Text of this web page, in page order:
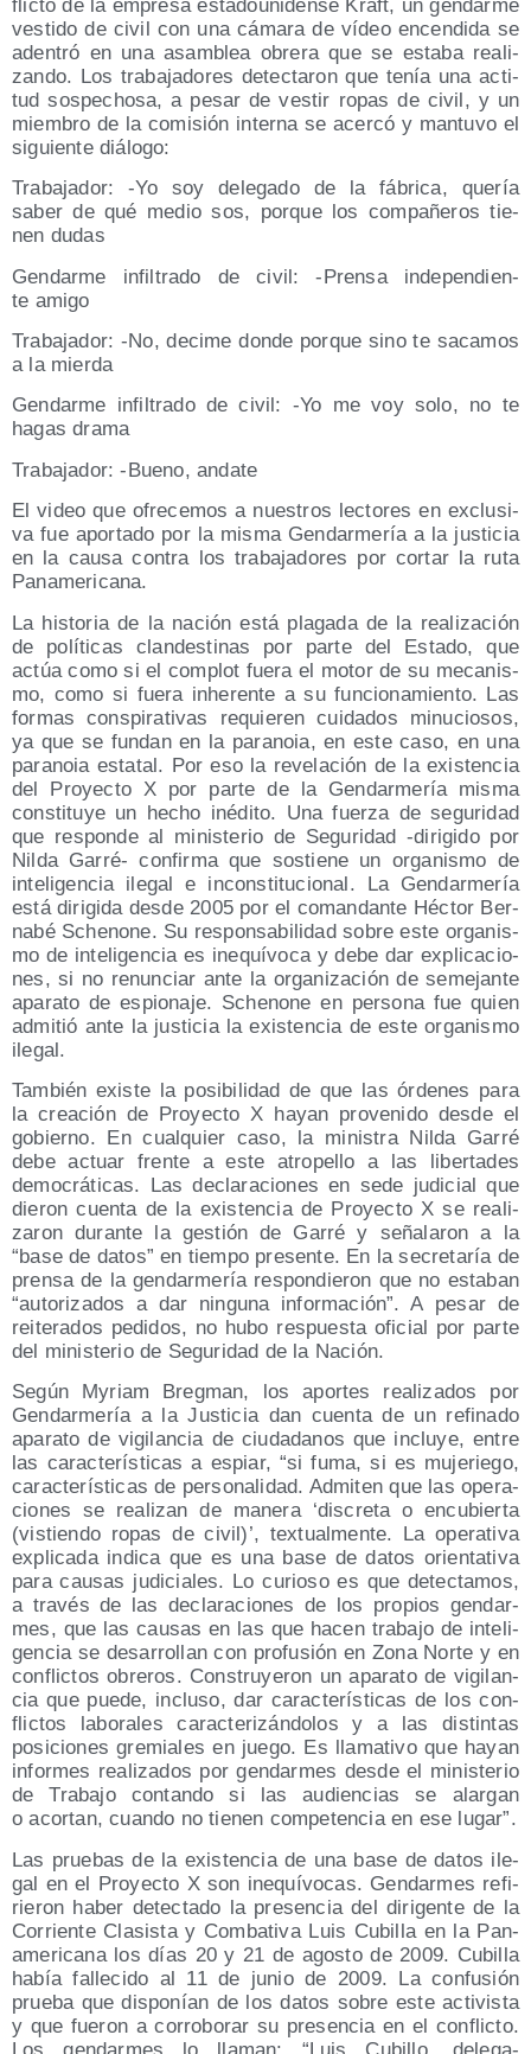
flic­to de la empre­sa esta­dou­ni­den­se Kraft, un gen­dar­me
ves­ti­do de civil con una cáma­ra de vídeo encen­di­da se
aden­tró en una asam­blea obre­ra que se esta­ba rea­li­
zan­do. Los tra­ba­ja­do­res detec­ta­ron que tenía una acti­
tud sos­pe­cho­sa, a pesar de ves­tir ropas de civil, y un
miem­bro de la comi­sión inter­na se acer­có y man­tu­vo el
siguien­te diálogo:
Tra­ba­ja­dor: ‑Yo soy dele­ga­do de la fábri­ca, que­ría
saber de qué medio sos, por­que los com­pa­ñe­ros tie­
nen dudas
Gen­dar­me infil­tra­do de civil: ‑Pren­sa inde­pen­dien­
te amigo
Tra­ba­ja­dor: ‑No, deci­me don­de por­que sino te saca­mos
a la mierda
Gen­dar­me infil­tra­do de civil: ‑Yo me voy solo, no te
hagas drama
Tra­ba­ja­dor: ‑Bueno, andate
El video que ofre­ce­mos a nues­tros lec­to­res en exclu­si­
va fue apor­ta­do por la mis­ma Gen­dar­me­ría a la jus­ti­cia
en la cau­sa con­tra los tra­ba­ja­do­res por cor­tar la ruta
Panamericana.
La his­to­ria de la nación está pla­ga­da de la rea­li­za­ción
de polí­ti­cas clan­des­ti­nas por par­te del Esta­do, que
actúa como si el com­plot fue­ra el motor de su meca­nis­
mo, como si fue­ra inhe­ren­te a su fun­cio­na­mien­to. Las
for­mas cons­pi­ra­ti­vas requie­ren cui­da­dos minu­cio­sos,
ya que se fun­dan en la para­noia, en este caso, en una
para­noia esta­tal. Por eso la reve­la­ción de la exis­ten­cia
del Pro­yec­to X por par­te de la Gen­dar­me­ría mis­ma
cons­ti­tu­ye un hecho iné­di­to. Una fuer­za de segu­ri­dad
que res­pon­de al minis­te­rio de Segu­ri­dad ‑diri­gi­do por
Nil­da Garré- con­fir­ma que sos­tie­ne un orga­nis­mo de
inte­li­gen­cia ile­gal e incons­ti­tu­cio­nal. La Gen­dar­me­ría
está diri­gi­da des­de 2005 por el coman­dan­te Héc­tor Ber­
na­bé Sche­no­ne. Su res­pon­sa­bi­li­dad sobre este orga­nis­
mo de inte­li­gen­cia es ine­quí­vo­ca y debe dar expli­ca­cio­
nes, si no renun­ciar ante la orga­ni­za­ción de seme­jan­te
apa­ra­to de espio­na­je. Sche­no­ne en per­so­na fue quien
admi­tió ante la jus­ti­cia la exis­ten­cia de este orga­nis­mo
ilegal.
Tam­bién exis­te la posi­bi­li­dad de que las órde­nes para
la crea­ción de Pro­yec­to X hayan pro­ve­ni­do des­de el
gobierno. En cual­quier caso, la minis­tra Nil­da Garré
debe actuar fren­te a este atro­pe­llo a las liber­ta­des
demo­crá­ti­cas. Las decla­ra­cio­nes en sede judi­cial que
die­ron cuen­ta de la exis­ten­cia de Pro­yec­to X se rea­li­
za­ron duran­te la ges­tión de Garré y seña­la­ron a la
“base de datos” en tiem­po pre­sen­te. En la secre­ta­ría de
pren­sa de la gen­dar­me­ría res­pon­die­ron que no esta­ban
“auto­ri­za­dos a dar nin­gu­na infor­ma­ción”. A pesar de
reite­ra­dos pedi­dos, no hubo res­pues­ta ofi­cial por par­te
del minis­te­rio de Segu­ri­dad de la Nación.
Según Myriam Breg­man, los apor­tes rea­li­za­dos por
Gen­dar­me­ría a la Jus­ti­cia dan cuen­ta de un refi­na­do
apa­ra­to de vigi­lan­cia de ciu­da­da­nos que inclu­ye, entre
las carac­te­rís­ti­cas a espiar, “si fuma, si es muje­rie­go,
carac­te­rís­ti­cas de per­so­na­li­dad. Admi­ten que las ope­ra­
cio­nes se rea­li­zan de mane­ra ‘dis­cre­ta o encu­bier­ta
(vis­tien­do ropas de civil)’, tex­tual­men­te. La ope­ra­ti­va
expli­ca­da indi­ca que es una base de datos orien­ta­ti­va
para cau­sas judi­cia­les. Lo curio­so es que detec­ta­mos,
a tra­vés de las decla­ra­cio­nes de los pro­pios gen­dar­
mes, que las cau­sas en las que hacen tra­ba­jo de inte­li­
gen­cia se desa­rro­llan con pro­fu­sión en Zona Nor­te y en
con­flic­tos obre­ros. Cons­tru­ye­ron un apa­ra­to de vigi­lan­
cia que pue­de, inclu­so, dar carac­te­rís­ti­cas de los con­
flic­tos labo­ra­les carac­te­ri­zán­do­los y a las dis­tin­tas
posi­cio­nes gre­mia­les en jue­go. Es lla­ma­ti­vo que hayan
infor­mes rea­li­za­dos por gen­dar­mes des­de el minis­te­rio
de Tra­ba­jo con­tan­do si las audien­cias se alar­gan
o acor­tan, cuan­do no tie­nen com­pe­ten­cia en ese lugar”.
Las prue­bas de la exis­ten­cia de una base de datos ile­
gal en el Pro­yec­to X son ine­quí­vo­cas. Gen­dar­mes refi­
rie­ron haber detec­ta­do la pre­sen­cia del diri­gen­te de la
Corrien­te Cla­sis­ta y Com­ba­ti­va Luis Cubi­lla en la Pan­
ame­ri­ca­na los días 20 y 21 de agos­to de 2009. Cubi­lla
había falle­ci­do al 11 de junio de 2009. La con­fu­sión
prue­ba que dis­po­nían de los datos sobre este acti­vis­ta
y que fue­ron a corro­bo­rar su pre­sen­cia en el con­flic­to.